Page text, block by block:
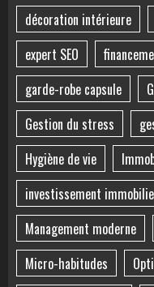
décoration intérieure
expert SEO
garde-robe capsule
Gestion du stress
Hygiène de vie
investissement
Management moderne
Micro-habitudes